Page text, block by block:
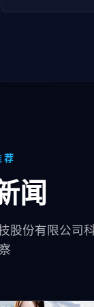
荐
闻
股份有限公司